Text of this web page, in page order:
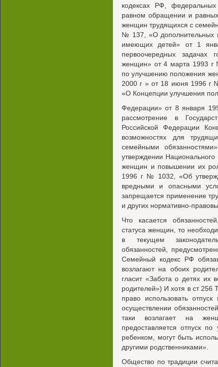
кодексах РФ,
равном обращении и
женщин трудящихся с
№ 137, «О дополнительных
имеющих детей» от 1
первоочередных задачах
женщин» от 4 марта 1993
по улучшению положения
2000 г » от 18 июня 1996 г
«О Концепции улучшения
Федерации» от 8 января
рассмотрение в
Российской Федерации
возможностях для
семейными
утверждении
женщин и повышении их
1996 г № 1032, «Об
вредными и опасными
запрещается применение
и других нормативно-
Что касается
статуса женщин, то
в текущем
обязанностей,
Семейный кодекс РФ
возлагают на обоих
гласит «Забота о детях их
родителей») И хотя в ст 256
право использовать
осуществлении
таки возлагает на
предоставляется отпуск
ребенком, могут быть
другими родственниками».
Общество по традиции